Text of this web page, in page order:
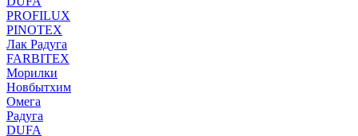
PROFILUX
PINOTEX
Лак Радуга
FARBITEX
Морилки
Новбытхим
Омега
Радуга
DUFA